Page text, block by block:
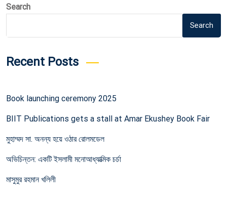
Search
Search
Recent Posts
Book launching ceremony 2025
BIIT Publications gets a stall at Amar Ekushey Book Fair
মুহাম্মদ সা. অনন্য হয়ে ওঠার রোলমডেল
অভিচিন্তন: একটি ইসলামী মনোআধ্যাত্মিক চর্চা
মাসুমুর রহমান খলিলী